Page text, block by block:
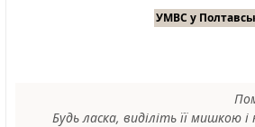
УМВС у
Будь ласка, виділіть її мишкою